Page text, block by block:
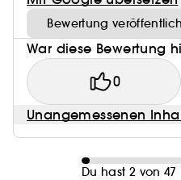
Bewertung
War diese Bewertung
0
Unangemessenen
Du hast 2 von